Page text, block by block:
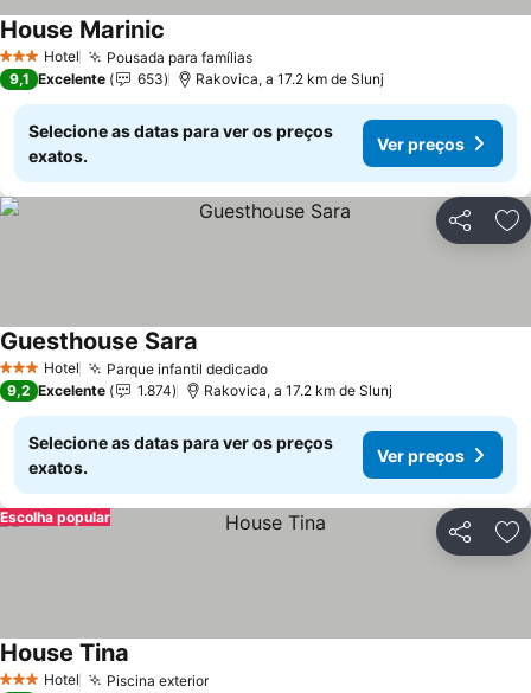
3 EstrelasHotel Pousada para famílias
House Marinic
9,1 Excelente 653 Rakovica, a 17.2 km de Slunj
Selecione as datas para ver os preços
exatos.
Ver preços
Partilhar
3 EstrelasHotel Parque infantil dedicado
Guesthouse Sara
9,2 Excelente 1.874 Rakovica, a 17.2 km de Slunj
Selecione as datas para ver os preços
exatos.
Ver preços
Partilhar
Escolha popular
3 EstrelasHotel Piscina exterior
House Tina